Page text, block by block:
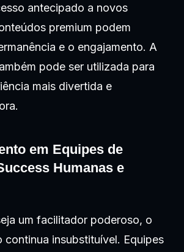
antecipado a novos
premium podem
e o engajamento. A
pode ser utilizada para
mais divertida e
em Equipes de
Humanas e
um facilitador poderoso, o
continua insubstituível. Equipes